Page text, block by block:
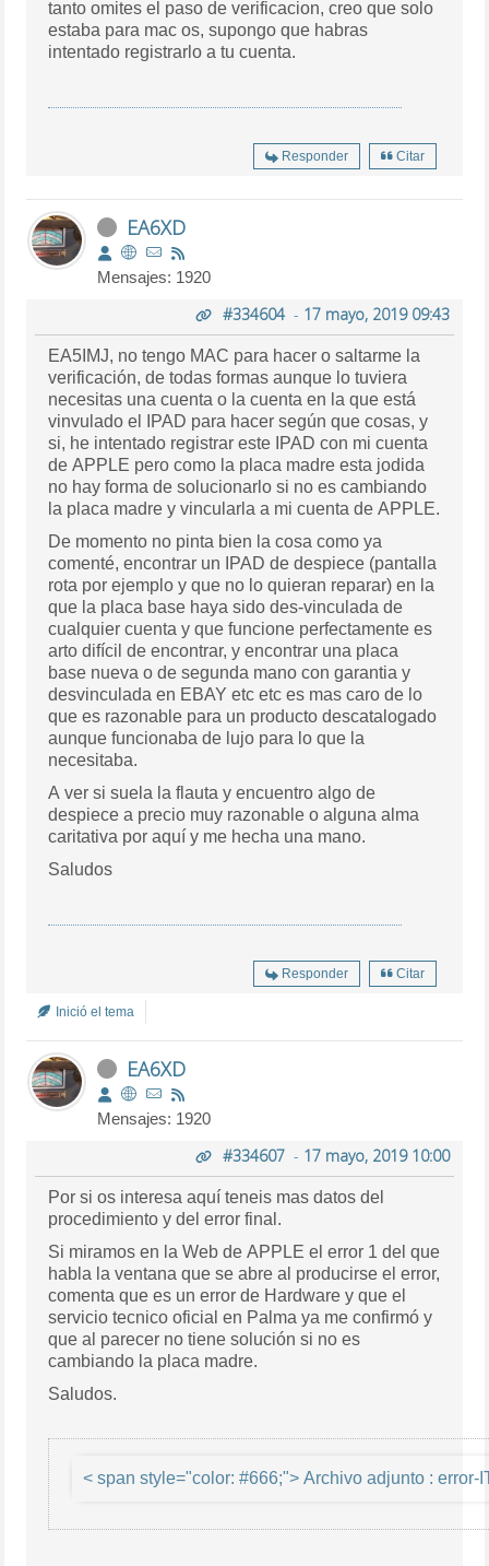
tanto omites el paso de verificacion, creo que solo
estaba para mac os, supongo que habras
intentado registrarlo a tu cuenta.
Responder Citar
EA6XD
Mensajes: 1920
#334604- 17 mayo, 2019 09:43
EA5IMJ, no tengo MAC para hacer o saltarme la
verificación, de todas formas aunque lo tuviera
necesitas una cuenta o la cuenta en la que está
vinvulado el IPAD para hacer según que cosas, y
si, he intentado registrar este IPAD con mi cuenta
de APPLE pero como la placa madre esta jodida
no hay forma de solucionarlo si no es cambiando
la placa madre y vincularla a mi cuenta de APPLE.
De momento no pinta bien la cosa como ya
comenté, encontrar un IPAD de despiece (pantalla
rota por ejemplo y que no lo quieran reparar) en la
que la placa base haya sido des-vinculada de
cualquier cuenta y que funcione perfectamente es
arto difícil de encontrar, y encontrar una placa
base nueva o de segunda mano con garantia y
desvinculada en EBAY etc etc es mas caro de lo
que es razonable para un producto descatalogado
aunque funcionaba de lujo para lo que la
necesitaba.
A ver si suela la flauta y encuentro algo de
despiece a precio muy razonable o alguna alma
caritativa por aquí y me hecha una mano.
Saludos
Responder Citar
Inició el tema
EA6XD
Mensajes: 1920
#334607- 17 mayo, 2019 10:00
Por si os interesa aquí teneis mas datos del
procedimiento y del error final.
Si miramos en la Web de APPLE el error 1 del que
habla la ventana que se abre al producirse el error,
comenta que es un error de Hardware y que el
servicio tecnico oficial en Palma ya me confirmó y
que al parecer no tiene solución si no es
cambiando la placa madre.
Saludos.
< span